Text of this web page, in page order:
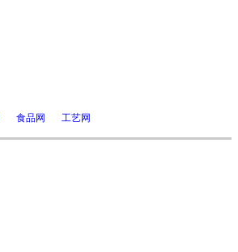
食品网 工艺网